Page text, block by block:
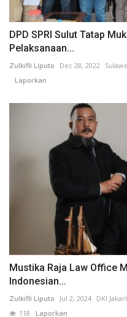
DPD SPRI Sulut Tatap
Pelaksanaan...
Zulkifli Liputo Dec 28, 2022
Laporkan
Mustika Raja Law Office
Indonesian...
Zulkifli Liputo Jul 2, 2024 DKI
118 Laporkan